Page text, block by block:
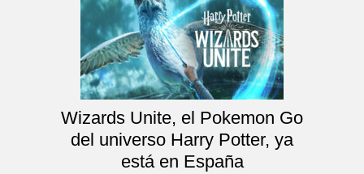
Wizards Unite, el Pokemon Go
del universo Harry Potter, ya
está en España